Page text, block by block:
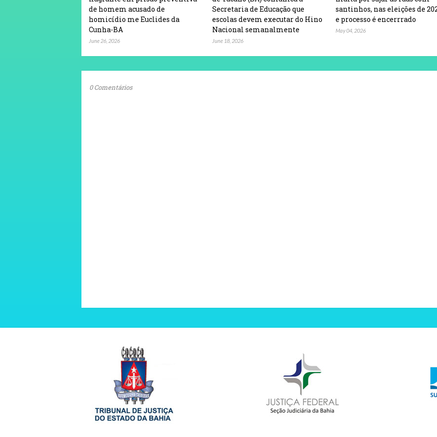
de homem acusado de
homicídio me Euclides da
Cunha-BA
June 26, 2026
Secretaria de Educação que
escolas devem executar do Hino
Nacional semanalmente
June 18, 2026
santinhos, nas eleições de
e processo é encerrrado
May 04, 2026
0 Comentários